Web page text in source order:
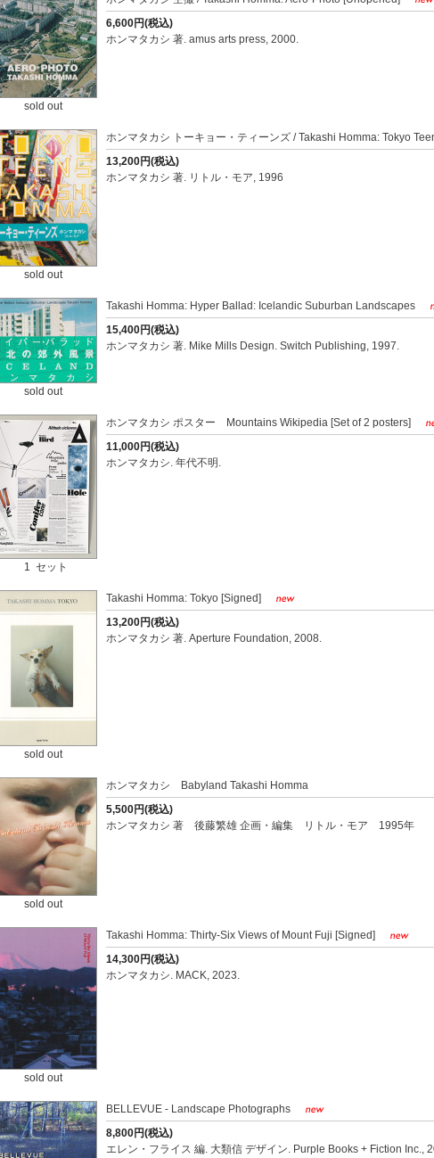
sold out
6,600円(税込)
ホンマタカシ 著. amus arts press, 2000.
sold out
ホンマタカシ トーキョー・ティーンズ / Takashi Homma: Tokyo
13,200円(税込)
ホンマタカシ 著. リトル・モア, 1996
sold out
Takashi Homma: Hyper Ballad: Icelandic Suburban Landscapes
15,400円(税込)
ホンマタカシ 著. Mike Mills Design. Switch Publishing, 1997.
1 セット
ホンマタカシ ポスター Mountains Wikipedia [Set of 2 posters]
11,000円(税込)
ホンマタカシ. 年代不明.
sold out
Takashi Homma: Tokyo [Signed]
13,200円(税込)
ホンマタカシ 著. Aperture Foundation, 2008.
sold out
ホンマタカシ Babyland Takashi Homma
5,500円(税込)
ホンマタカシ 著 後藤繁雄 企画・編集 リトル・モア 1995年
sold out
Takashi Homma: Thirty-Six Views of Mount Fuji [Signed]
14,300円(税込)
ホンマタカシ. MACK, 2023.
BELLEVUE - Landscape Photographs
8,800円(税込)
エレン・フライス 編. 大類信 デザイン. Purple Books + Fiction Inc.,